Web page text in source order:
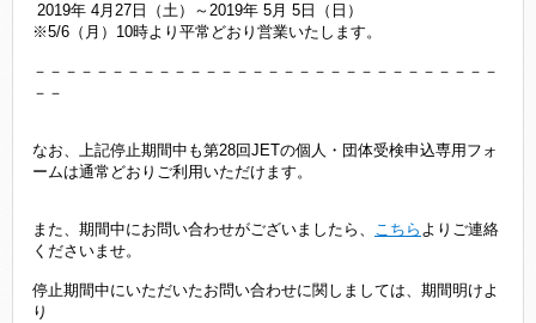
2019年 4月27日（土）～2019年 5月 5日（日）
※5/6（月）10時より平常どおり営業いたします。
－－－－－－－－－－－－－－－－－－－－－－－－－－－－－－
－－
なお、上記停止期間中も第28回JETの個人・団体受検申込専用フォ
ームは通常どおりご利用いただけます。
また、期間中にお問い合わせがございましたら、 こちら よりご連絡
くださいませ。
停止期間中にいただいたお問い合わせに関しましては、期間明けよ
り